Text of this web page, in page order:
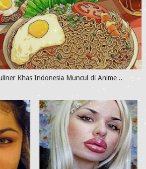
Khas Indonesia Muncul di Anime ..